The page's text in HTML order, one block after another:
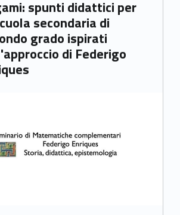
k spunti didattici per
secondaria di
grado ispirati
di Federigo